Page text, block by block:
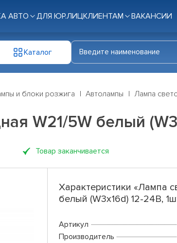
АВТО ДЛЯ ЮР.ЛИЦКЛИЕНТАМ ВАКАНСИИ
Каталог
и блоки розжига Автолампы Лампа
W21/5W белый
Товар заканчивается
Характеристики «Лампа
белый (W3x16d) 12-24В,
Артикул
Производитель